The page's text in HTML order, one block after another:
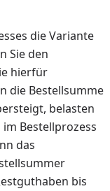
die Variante
Sie den
hierfür
die Bestellsumme
belasten
Bestellprozess
das
bis